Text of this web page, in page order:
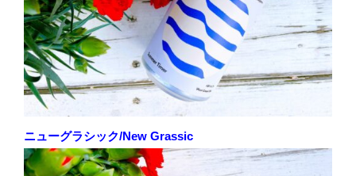
ニューグラシック/New Grassic